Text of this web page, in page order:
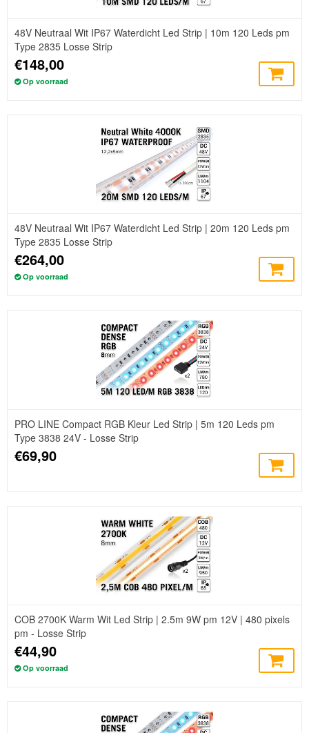
48V Neutraal Wit IP67 Waterdicht Led Strip | 10m 120 Leds pm
Type 2835 Losse Strip
€148,00
Op voorraad
48V Neutraal Wit IP67 Waterdicht Led Strip | 20m 120 Leds pm
Type 2835 Losse Strip
€264,00
Op voorraad
PRO LINE Compact RGB Kleur Led Strip | 5m 120 Leds pm
Type 3838 24V - Losse Strip
€69,90
COB 2700K Warm Wit Led Strip | 2.5m 9W pm 12V | 480 pixels
pm - Losse Strip
€44,90
Op voorraad